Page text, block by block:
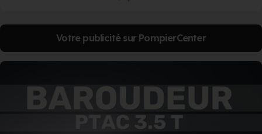
Votre publicité sur PompierCenter